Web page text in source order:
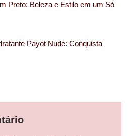
Preto: Beleza e Estilo em um Só
Payot Nude: Conquista